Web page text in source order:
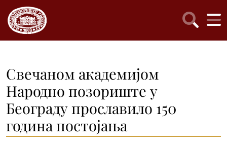
Свечаном академијом
Народно позориште у
Београду прославило 150
година постојања